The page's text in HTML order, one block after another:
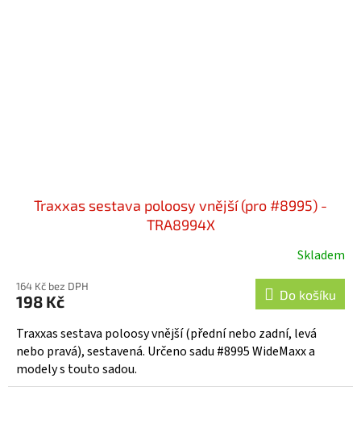
Traxxas sestava poloosy vnější (pro #8995) -
TRA8994X
Skladem
164 Kč bez DPH
198 Kč Do košíku
Traxxas sestava poloosy vnější (přední nebo zadní, levá
nebo pravá), sestavená. Určeno sadu #8995 WideMaxx a
modely s touto sadou.